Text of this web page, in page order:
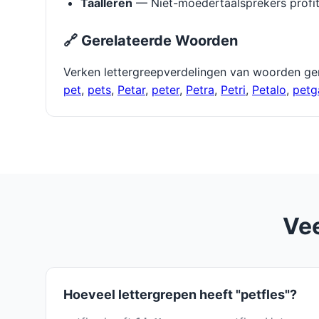
Taalleren — Niet-moedertaalsprekers
🔗 Gerelateerde Woorden
Verken lettergreepverdelingen van woorden
pet, pets, Petar, peter, Petra, Petri, Petalo,
Hoeveel lettergrepen heeft "petfles"?